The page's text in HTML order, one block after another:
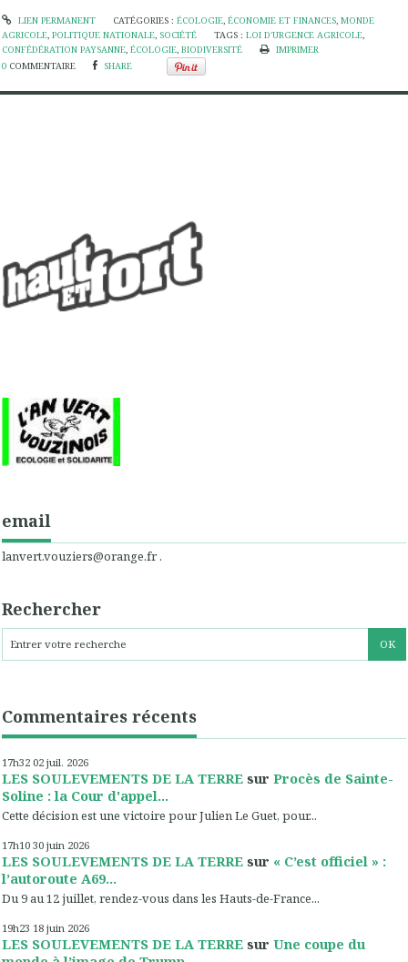
LIEN PERMANENT CATÉGORIES : ÉCOLOGIE, ÉCONOMIE ET FINANCES, MONDE
AGRICOLE, POLITIQUE NATIONALE, SOCIÉTÉ TAGS :LOI D'URGENCE AGRICOLE,
CONFÉDÉRATION PAYSANNE, ÉCOLOGIE, BIODIVERSITÉ
IMPRIMER
0 COMMENTAIRE SHARE
email
lanvert.vouziers@orange.fr .
Rechercher
Commentaires récents
17h32 02 juil. 2026
LES SOULEVEMENTS DE LA TERRE sur Procès de Sainte-
Soline : la Cour d'appel...
Cette décision est une victoire pour Julien Le Guet, pour...
17h10 30 juin 2026
LES SOULEVEMENTS DE LA TERRE sur « C’est officiel » :
l’autoroute A69...
Du 9 au 12 juillet, rendez-vous dans les Hauts-de-France...
19h23 18 juin 2026
LES SOULEVEMENTS DE LA TERRE sur Une coupe du